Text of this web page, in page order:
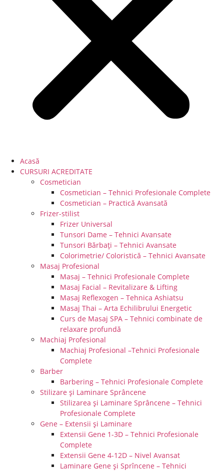
Acasă
CURSURI ACREDITATE
Cosmetician
Cosmetician – Tehnici Profesionale Complete
Cosmetician – Practică Avansată
Frizer-stilist
Frizer Universal
Tunsori Dame – Tehnici Avansate
Tunsori Bărbați – Tehnici Avansate
Colorimetrie/ Coloristică – Tehnici Avansate
Masaj Profesional
Masaj – Tehnici Profesionale Complete
Masaj Facial – Revitalizare & Lifting
Masaj Reflexogen – Tehnica Ashiatsu
Masaj Thai – Arta Echilibrului Energetic
Curs de Masaj SPA – Tehnici combinate de
relaxare profundă
Machiaj Profesional
Machiaj Profesional –Tehnici Profesionale
Complete
Barber
Barbering – Tehnici Profesionale Complete
Stilizare și Laminare Sprâncene
Stilizarea și Laminare Sprâncene – Tehnici
Profesionale Complete
Gene – Extensii și Laminare
Extensii Gene 1-3D – Tehnici Profesionale
Complete
Extensii Gene 4-12D – Nivel Avansat
Laminare Gene şi Sprîncene – Tehnici